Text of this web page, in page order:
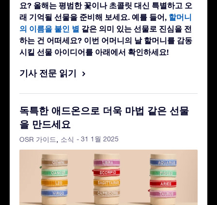
요? 올해는 평범한 꽃이나 초콜릿 대신 특별하고 오
래 기억될 선물을 준비해 보세요. 예를 들어, 할머니
의 이름을 붙인 별 같은 의미 있는 선물로 진심을 전
하는 건 어떠세요? 이번 어머니의 날 할머니를 감동
시킬 선물 아이디어를 아래에서 확인하세요!
기사 전문 읽기
독특한 애드온으로 더욱 마법 같은 선물
을 만드세요
OSR 가이드 소식 - 31 1월 2025